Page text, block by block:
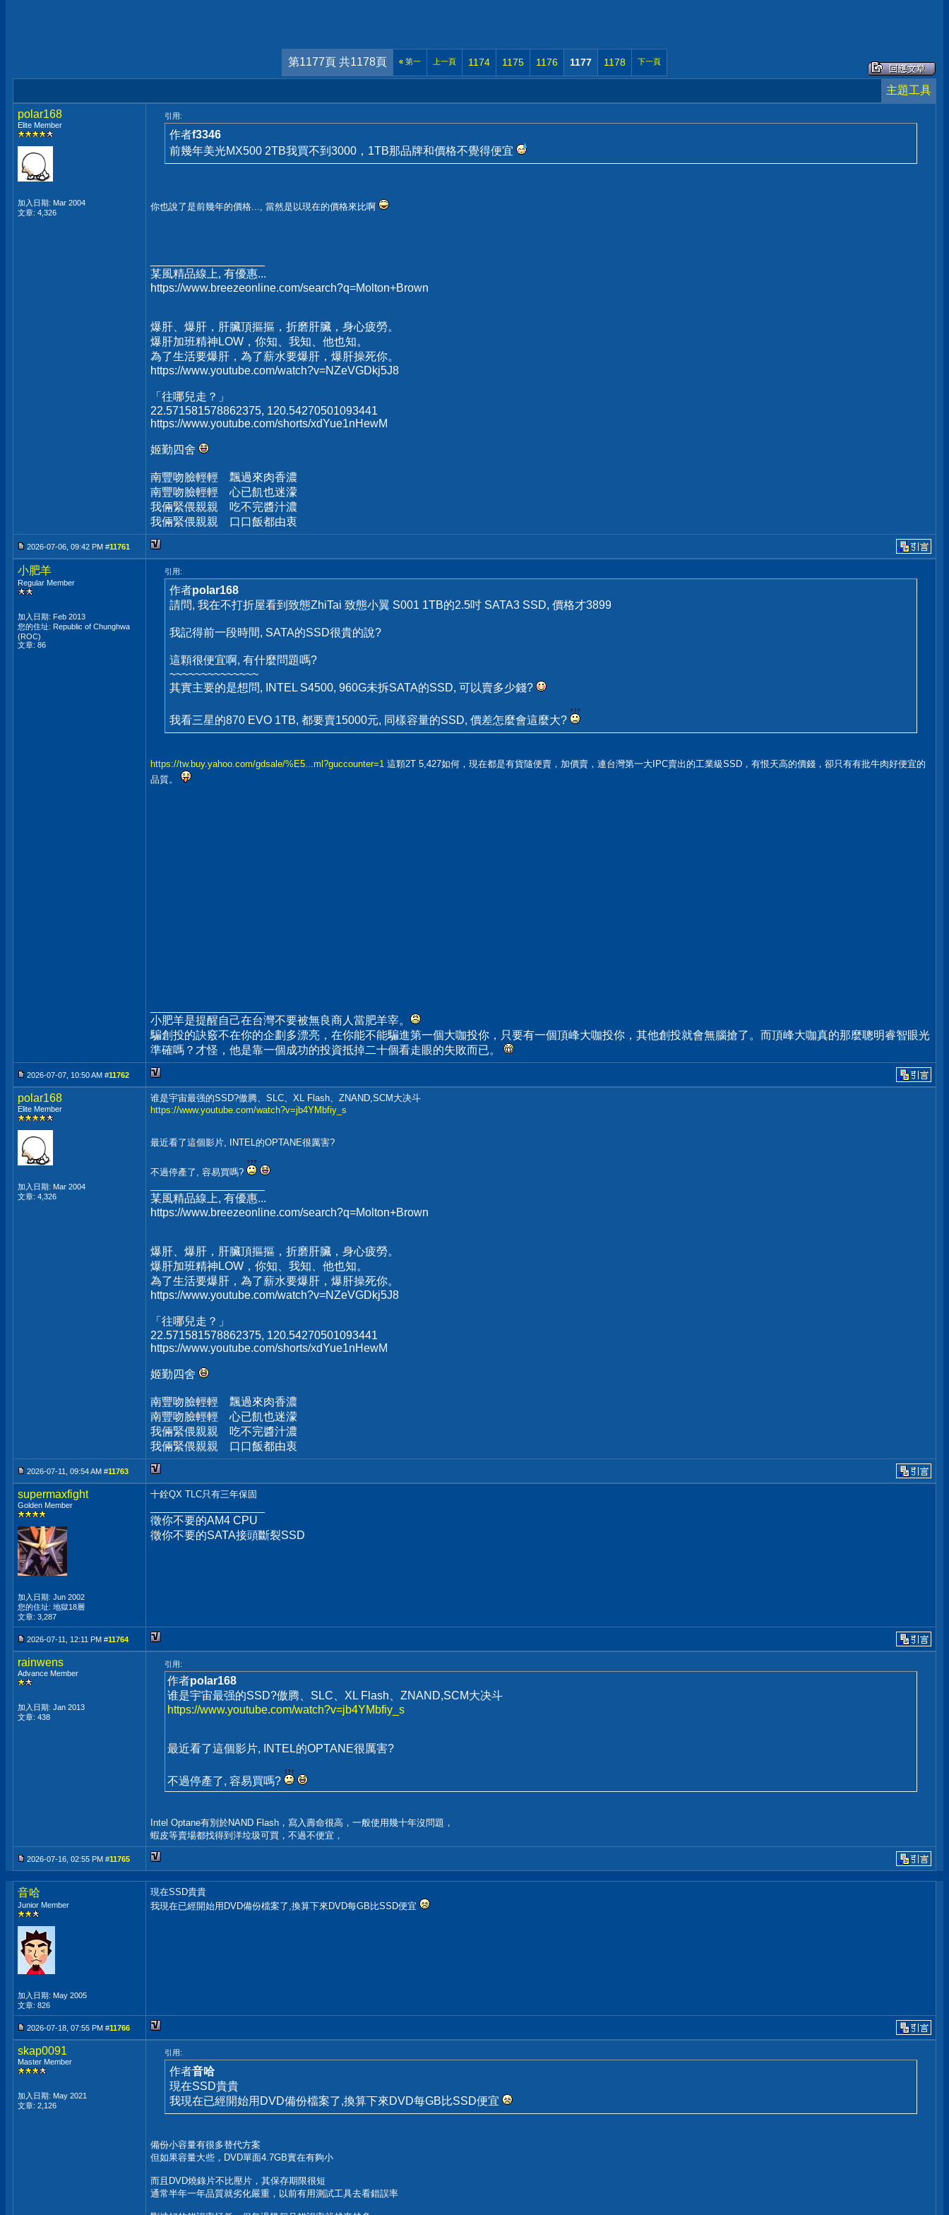
第1177頁 共1178頁 « 第一 上一頁 1174 1175 1176 1177 1178 下一頁
主題工具
polar168
Elite Member
加入日期: Mar 2004
文章: 4,326
引用:
作者f3346
前幾年美光MX500 2TB我買不到3000，1TB那品牌和價格不覺得便宜
你也說了是前幾年的價格..., 當然是以現在的價格來比啊
某風精品線上, 有優惠...
https://www.breezeonline.com/search?q=Molton+Brown
爆肝、爆肝，肝臟頂摳摳，折磨肝臟，身心疲勞。
爆肝加班精神LOW，你知、我知、他也知。
為了生活要爆肝，為了薪水要爆肝，爆肝操死你。
https://www.youtube.com/watch?v=NZeVGDkj5J8
「往哪兒走？」
22.571581578862375, 120.54270501093441
https://www.youtube.com/shorts/xdYue1nHewM
姬勤四舍
南豐吻臉輕輕 飄過來肉香濃
南豐吻臉輕輕 心已飢也迷濛
我倆緊偎親親 吃不完醬汁濃
我倆緊偎親親 口口飯都由衷
2026-07-06, 09:42 PM #11761
小肥羊
Regular Member
加入日期: Feb 2013
您的住址: Republic of Chunghwa
(ROC)
文章: 86
引用:
作者polar168
請問, 我在不打折屋看到致態ZhiTai 致態小翼 S001 1TB的2.5吋 SATA3 SSD, 價格才3899
我記得前一段時間, SATA的SSD很貴的說?
這顆很便宜啊, 有什麼問題嗎?
~~~~~~~~~~~~~~
其實主要的是想問, INTEL S4500, 960G未拆SATA的SSD, 可以賣多少錢?
我看三星的870 EVO 1TB, 都要賣15000元, 同樣容量的SSD, 價差怎麼會這麼大?
https://tw.buy.yahoo.com/gdsale/%E5...ml?guccounter=1 這顆2T 5,427如何，現在都是有貨隨便賣，加價賣，連台灣第一大IPC賣出的工業級SSD，有恨天高的價錢，卻只有有批牛肉好便宜的
品質。
小肥羊是提醒自己在台灣不要被無良商人當肥羊宰。
騙創投的訣竅不在你的企劃多漂亮，在你能不能騙進第一個大咖投你，只要有一個頂峰大咖投你，其他創投就會無腦搶了。而頂峰大咖真的那麼聰明睿智眼光
準確嗎？才怪，他是靠一個成功的投資抵掉二十個看走眼的失敗而已。
2026-07-07, 10:50 AM #11762
polar168
Elite Member
加入日期: Mar 2004
文章: 4,326
谁是宇宙最强的SSD?傲腾、SLC、XL Flash、ZNAND,SCM大决斗
https://www.youtube.com/watch?v=jb4YMbfiy_s
最近看了這個影片, INTEL的OPTANE很厲害?
不過停產了, 容易買嗎?
某風精品線上, 有優惠...
https://www.breezeonline.com/search?q=Molton+Brown
爆肝、爆肝，肝臟頂摳摳，折磨肝臟，身心疲勞。
爆肝加班精神LOW，你知、我知、他也知。
為了生活要爆肝，為了薪水要爆肝，爆肝操死你。
https://www.youtube.com/watch?v=NZeVGDkj5J8
「往哪兒走？」
22.571581578862375, 120.54270501093441
https://www.youtube.com/shorts/xdYue1nHewM
姬勤四舍
南豐吻臉輕輕 飄過來肉香濃
南豐吻臉輕輕 心已飢也迷濛
我倆緊偎親親 吃不完醬汁濃
我倆緊偎親親 口口飯都由衷
2026-07-11, 09:54 AM #11763
supermaxfight
Golden Member
加入日期: Jun 2002
您的住址: 地獄18層
文章: 3,287
十銓QX TLC只有三年保固
徵你不要的AM4 CPU
徵你不要的SATA接頭斷裂SSD
2026-07-11, 12:11 PM #11764
rainwens
Advance Member
加入日期: Jan 2013
文章: 438
引用:
作者polar168
谁是宇宙最强的SSD?傲腾、SLC、XL Flash、ZNAND,SCM大决斗
https://www.youtube.com/watch?v=jb4YMbfiy_s
最近看了這個影片, INTEL的OPTANE很厲害?
不過停產了, 容易買嗎?
Intel Optane有別於NAND Flash，寫入壽命很高，一般使用幾十年沒問題，
蝦皮等賣場都找得到洋垃圾可買，不過不便宜，
2026-07-16, 02:55 PM #11765
音哈
Junior Member
加入日期: May 2005
文章: 826
現在SSD貴貴
我現在已經開始用DVD備份檔案了,換算下來DVD每GB比SSD便宜
2026-07-18, 07:55 PM #11766
skap0091
Master Member
加入日期: May 2021
文章: 2,126
引用:
作者音哈
現在SSD貴貴
我現在已經開始用DVD備份檔案了,換算下來DVD每GB比SSD便宜
備份小容量有很多替代方案
但如果容量大些，DVD單面4.7GB實在有夠小
而且DVD燒錄片不比壓片，其保存期限很短
通常半年一年品質就劣化嚴重，以前有用測試工具去看錯誤率